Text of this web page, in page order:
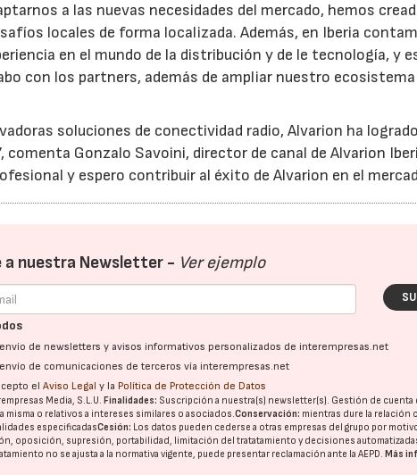
a las nuevas necesidades del mercado, hemos
locales de forma localizada. Además, en Iberia
en el mundo de la distribución y de le tecnología, y
con los partners, además de ampliar nuestro
soluciones de conectividad radio, Alvarion ha
comenta Gonzalo Savoini, director de canal de Alvarion
y espero contribuir al éxito de Alvarion en el
a nuestra Newsletter - Ver ejemplo
de newsletters y avisos informativos personalizados de interempresas.net
de comunicaciones de terceros vía interempresas.net
elAviso Legal y la Política de Protección de Datos
Media, S.L.U. Finalidades: Suscripción a nuestra(s) newsletter(s). Gestión de cuenta
misma o relativos a intereses similares o asociados.Conservación: mientras dure la relación
especificadasCesión: Los datos pueden cederse a otras empresas del grupo por
oposición, supresión, portabilidad, limitación del tratatamiento y decisiones
no se ajusta a la normativa vigente, puede presentar reclamación ante laAEPD. Más